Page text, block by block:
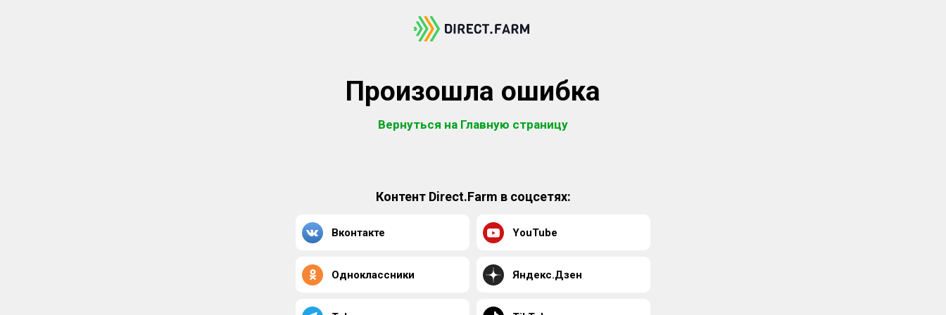
Произошла ошибка
Вернуться на Главную страницу
Контент Direct.Farm в соцсетях:
Вконтакте YouTube
Одноклассники Яндекс.Дзен